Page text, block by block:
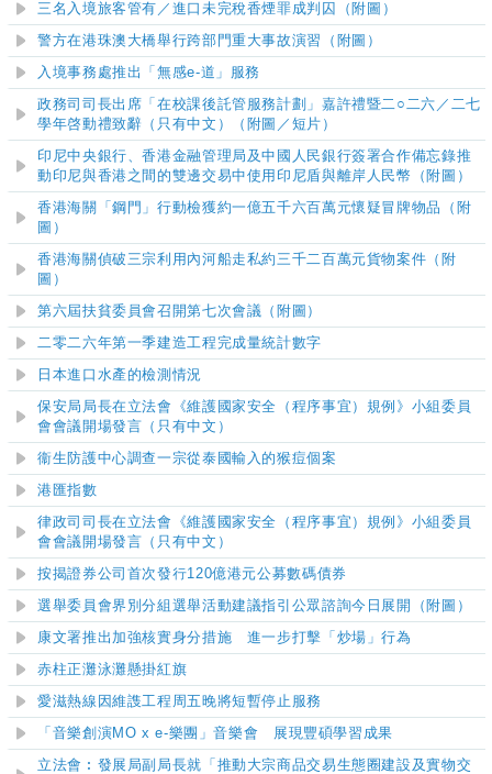
​三名入境旅客管有 ／ 進口未完稅香煙罪成判囚（附圖）
警方在港珠澳大橋舉行跨部門重大事故演習（附圖）
入境事務處推出「無感e-道」服務
​政務司司長出席「在校課後託管服務計劃」嘉許禮暨二○二六／二七
學年啓動禮致辭（只有中文）
（附圖／短片）
印尼中央銀行、香港金融管理局及中國人民銀行簽署合作備忘錄推
動印尼與香港之間的雙邊交易中使用印尼盾與離岸人民幣（附圖）
香港海關「鋼門」行動檢獲約一億五千六百萬元懷疑冒牌物品（附
圖）
香港海關偵破三宗利用內河船走私約三千二百萬元貨物案件（附
圖）
第六屆扶貧委員會召開第七次會議（附圖）
二零二六年第一季建造工程完成量統計數字
日本進口水產的檢測情況
保安局局長在立法會《維護國家安全（程序事宜）規例》小組委員
會會議開場發言（只有中文）
衞生防護中心調查一宗從泰國輸入的猴痘個案
港匯指數
律政司司長在立法會《維護國家安全（程序事宜）規例》小組委員
會會議開場發言（只有中文）
按揭證券公司首次發行120億港元公募數碼債券
選舉委員會界別分組選舉活動建議指引公眾諮詢今日展開（附圖）
康文署推出加強核實身分措施 進一步打擊「炒場」行為
赤柱正灘泳灘懸掛紅旗
愛滋熱線因維謢工程周五晚將短暫停止服務
「音樂創演MO x e-樂團」音樂會 展現豐碩學習成果
立法會︰發展局副局長就「推動大宗商品交易生態圈建設及實物交